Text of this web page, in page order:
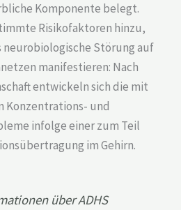
Komponente belegt.
Risikofaktoren hinzu,
neurobiologische Störung auf
manifestieren: Nach
entwickeln sich die mit
Konzentrations- und
infolge einer zum Teil
im Gehirn.
über ADHS